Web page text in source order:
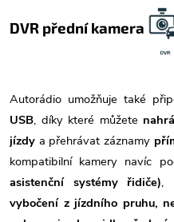
DVR přední kamera
Autorádio umožňuje také
USB, díky které můžete
jízdy a přehrávat záznamy
kompatibilní kamery navíc
asistenční systémy řidiče),
vybočení z jízdního pruhu,